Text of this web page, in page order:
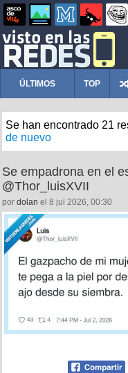
ÚLTIMOS TOP
Se han encontrado 21
de nuevo
Se empadrona en el
@Thor_luisXVII
por dolan el 8 jul 2026, 00:30